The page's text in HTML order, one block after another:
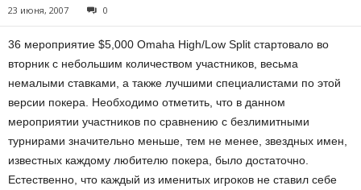
23 июня, 2007 0
36 мероприятие $5,000 Omaha High/Low Split стартовало во
вторник с небольшим количеством участников, весьма
немалыми ставками, а также лучшими специалистами по этой
версии покера. Необходимо отметить, что в данном
мероприятии участников по сравнению с безлимитными
турнирами значительно меньше, тем не менее, звездных имен,
известных каждому любителю покера, было достаточно.
Естественно, что каждый из именитых игроков не ставил себе